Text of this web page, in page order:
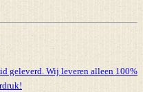
geleverd. Wij leveren alleen 100%